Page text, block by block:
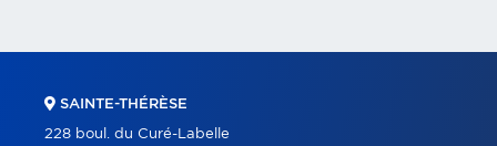
SAINTE-THÉRÈSE
228 boul. du Curé-Labelle